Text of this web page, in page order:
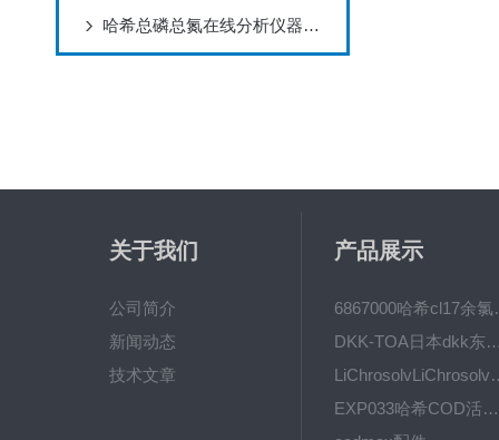
哈希总磷总氮在线分析仪器操作指南npw160维护试剂
关于我们
公司简介
新闻动态
技术文章
产品展示
6867000
DKK-TOA日本dkk东亚电
EXP033哈希COD活塞泵价格 EXP033